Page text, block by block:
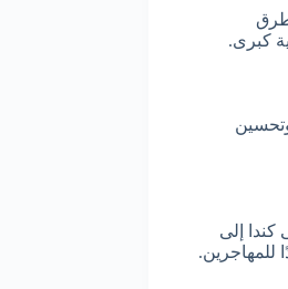
كبرى.
كندا إلى
للمهاجرين.